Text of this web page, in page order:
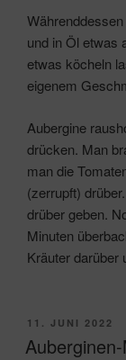
und in Öl etwas
etwas köcheln
eigenem
Aubergine
drücken. Man
man die
(zerrupft)
drüber geben.
Minuten
Kräuter darüber
AM
11. JUNI 2022